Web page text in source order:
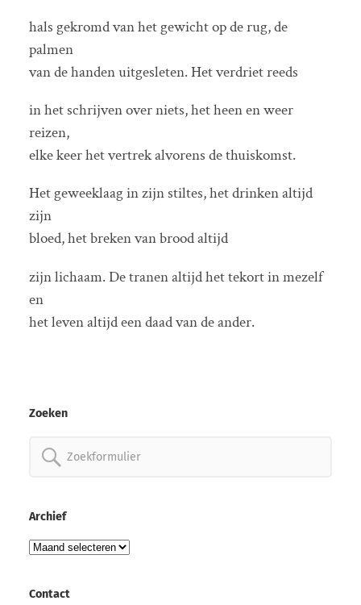
hals gekromd van het gewicht op de rug, de
palmen
van de handen uitgesleten. Het verdriet reeds
in het schrijven over niets, het heen en weer
reizen,
elke keer het vertrek alvorens de thuiskomst.
Het geweeklaag in zijn stiltes, het drinken altijd
zijn
bloed, het breken van brood altijd
zijn lichaam. De tranen altijd het tekort in mezelf
en
het leven altijd een daad van de ander.
Zoeken
Zoeken
Archief
Archief
Contact